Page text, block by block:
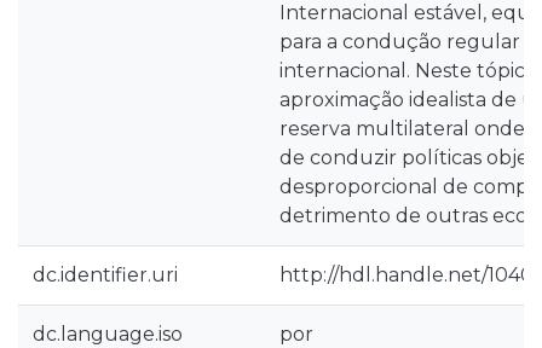
Internacional estável,
para a condução regular
internacional. Neste
aproximação idealista de
reserva multilateral onde
de conduzir políticas
desproporcional de
detrimento de outras
dc.identifier.uri http://hdl.handle.net/
dc.language.iso por